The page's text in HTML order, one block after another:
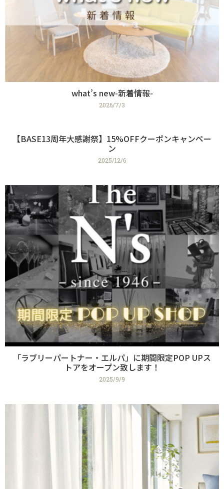
what’s new-新着情報-
2026/7/3
【BASE13周年大感謝祭】15%OFFクーポンキャンペー
ン
2025/12/6
「ラブリーパートナー・エルパ」に期間限定POP UPス
トアをオープン致します！
2025/9/9